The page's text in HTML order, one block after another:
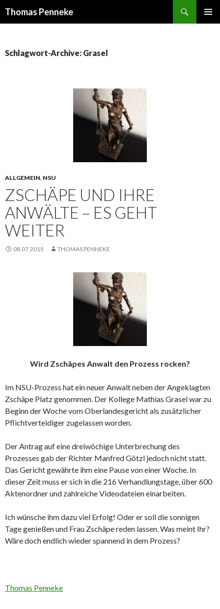
Thomas Penneke
Schlagwort-Archive: Grasel
ALLGEMEIN, NSU
ZSCHÄPE UND IHRE
ANWÄLTE – ES GEHT
WEITER
08.07.2015 THOMAS PENNEKE
Wird Zschäpes Anwalt den Prozess rocken?
Im NSU-Prozess hat ein neuer Anwalt neben der Angeklagten
Zschäpe Platz genommen. Der Kollege Mathias Grasel war zu
Beginn der Woche vom Oberlandesgericht als zusätzlicher
Pflichtverteidiger zugelassen worden.
Der Antrag auf eine dreiwöchige Unterbrechung des
Prozesses gab der Richter Manfred Götzl jedoch nicht statt.
Das Gericht gewährte ihm eine Pause von einer Woche. In
dieser Zeit muss er sich in die 216 Verhandlungstage, über 600
Aktenordner und zahlreiche Videodateien einarbeiten.
Ich wünsche ihm dazu viel Erfolg! Oder er soll die sonnigen
Tage genießen und Frau Zschäpe reden lassen. Was meint Ihr?
Wäre doch endlich wieder spannend in dem Prozess?
Thomas Penneke